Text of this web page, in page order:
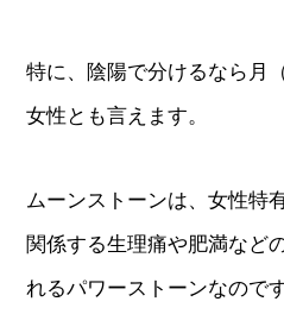
特に、陰陽で分けるなら月
女性とも言えます。
ムーンストーンは、女性特
関係する生理痛や肥満など
れるパワーストーンなのです